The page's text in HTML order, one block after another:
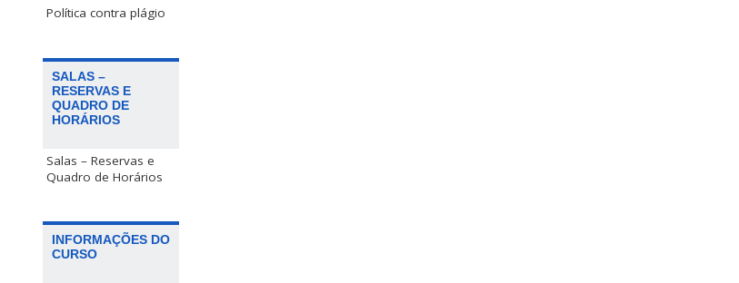
Política contra plágio
SALAS –
RESERVAS E
QUADRO DE
HORÁRIOS
Salas – Reservas e
Quadro de Horários
INFORMAÇÕES DO
CURSO